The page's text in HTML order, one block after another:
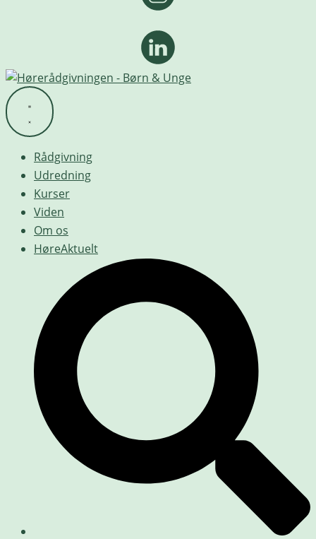
Rådgivning
Udredning
Kurser
Viden
Om os
HøreAktuelt